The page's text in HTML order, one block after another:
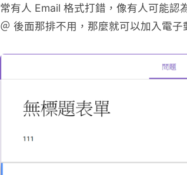
常有人 Email 格式打錯，像有人可能認
＠ 後面那排不用，那麼就可以加入電子